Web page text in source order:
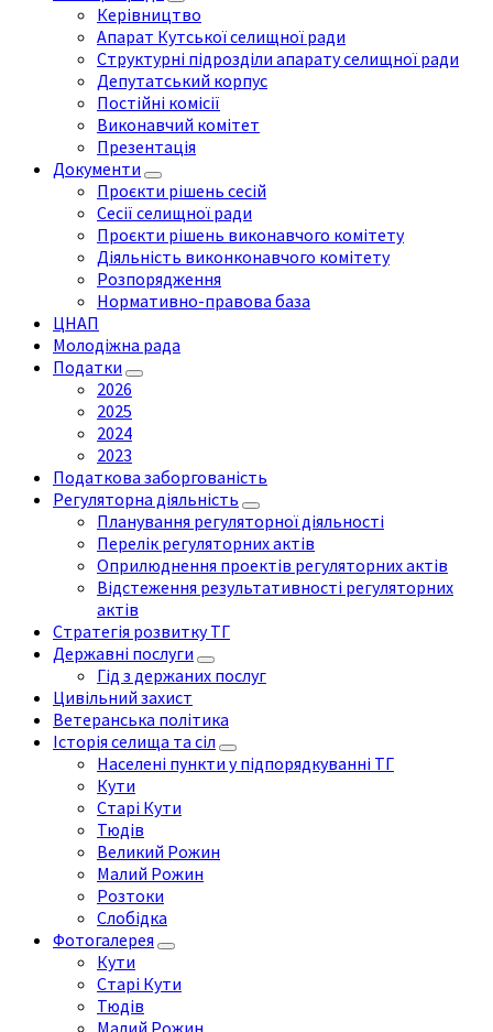
Керівництво
Апарат Кутської селищної ради
Структурні підрозділи апарату селищної ради
Депутатський корпус
Постійні комісії
Виконавчий комітет
Презентація
Документи
Проєкти рішень сесій
Сесії селищної ради
Проєкти рішень виконавчого комітету
Діяльність виконконавчого комітету
Розпорядження
Нормативно-правова база
ЦНАП
Молодіжна рада
Податки
2026
2025
2024
2023
Податкова заборгованість
Регуляторна діяльність
Планування регуляторної діяльності
Перелік регуляторних актів
Оприлюднення проектів регуляторних актів
Відстеження результативності регуляторних
актів
Стратегія розвитку ТГ
Державні послуги
Гід з держаних послуг
Цивільний захист
Ветеранська політика
Історія селища та сіл
Населені пункти у підпорядкуванні ТГ
Кути
Старі Кути
Тюдів
Великий Рожин
Малий Рожин
Розтоки
Слобідка
Фотогалерея
Кути
Старі Кути
Тюдів
Малий Рожин